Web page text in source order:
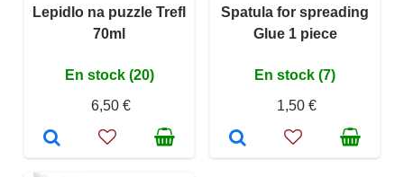
Lepidlo na puzzle Trefl
70ml
En stock (20)
6,50 €
Spatula for spreading
Glue 1 piece
En stock (7)
1,50 €